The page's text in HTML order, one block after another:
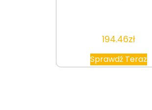
194.46zł
Sprawdź Teraz